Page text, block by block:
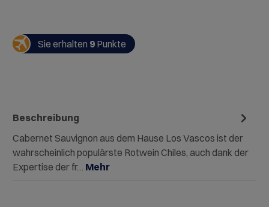
Sie erhalten 9 Punkte
Beschreibung
Cabernet Sauvignon aus dem Hause Los Vascos ist der
wahrscheinlich populärste Rotwein Chiles, auch dank der
Expertise der fr… Mehr